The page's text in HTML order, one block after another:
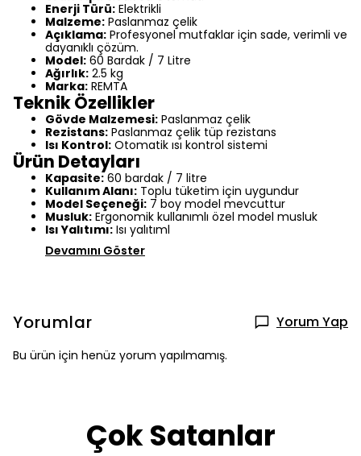
Enerji Türü: Elektrikli
Malzeme: Paslanmaz çelik
Açıklama: Profesyonel mutfaklar için sade, verimli ve
dayanıklı çözüm.
Model: 60 Bardak / 7 Litre
Ağırlık: 2.5 kg
Marka: REMTA
Teknik Özellikler
Gövde Malzemesi: Paslanmaz çelik
Rezistans: Paslanmaz çelik tüp rezistans
Isı Kontrol: Otomatik ısı kontrol sistemi
Ürün Detayları
Kapasite:60 bardak / 7 litre
Kullanım Alanı: Toplu tüketim için uygundur
Model Seçeneği: 7 boy model mevcuttur
Musluk: Ergonomik kullanımlı özel model musluk
Isı Yalıtımı: Isı yalıtıml
Devamını Göster
Yorumlar Yorum Yap
Bu ürün için henüz yorum yapılmamış.
Çok Satanlar